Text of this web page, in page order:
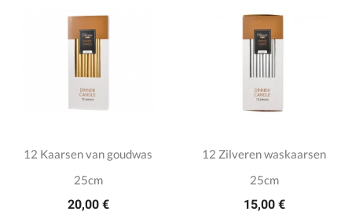
12 Kaarsen van goudwas
25cm
20,00 €
12 Zilveren waskaarsen
25cm
15,00 €